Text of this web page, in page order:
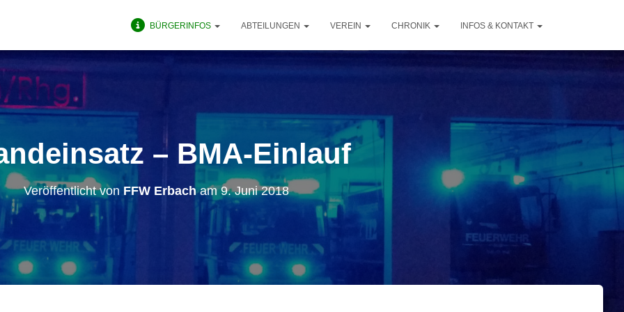
BÜRGERINFOS ABTEILUNGEN VEREIN CHRONIK INFOS & KONTAKT
– BMA-Einlauf
Veröffentlicht vonFFW Erbacham9. Juni 2018